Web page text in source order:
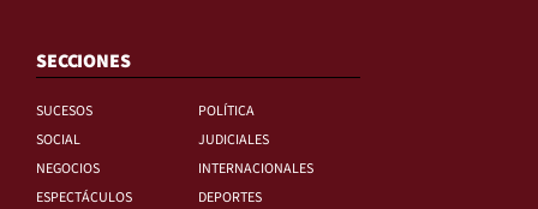
SECCIONES
SUCESOS
POLÍTICA
SOCIAL
JUDICIALES
NEGOCIOS
INTERNACIONALES
ESPECTÁCULOS
DEPORTES